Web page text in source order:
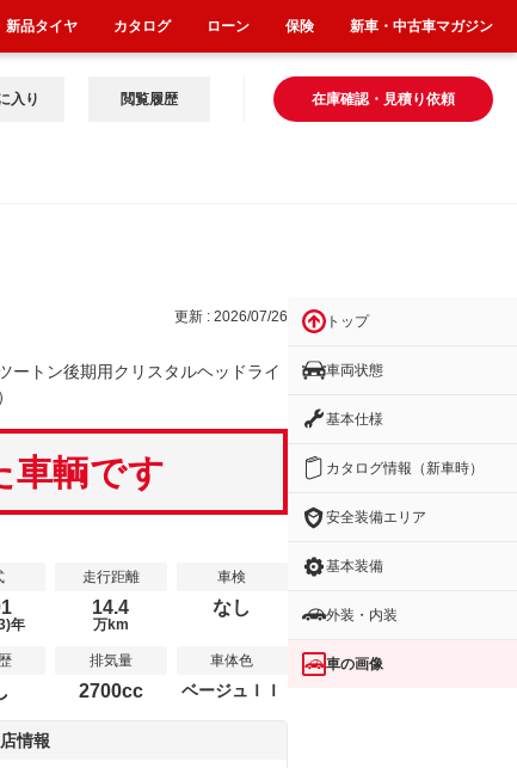
在庫確認・見積り依頼
入り 閲覧履歴
更新 : 2026/07/26
トン後期用クリスタルヘッドライ
車輌です
年
走行距離
14.4
万km
車検
なし
排気量
2700cc
車体色
ベージュＩＩ
情報
トップ
車両状態
基本仕様
カタログ情報（新車時）
安全装備エリア
基本装備
外装・内装
車の画像
新品タイヤ カタログ ローン 保険 新車・中古車マガジン